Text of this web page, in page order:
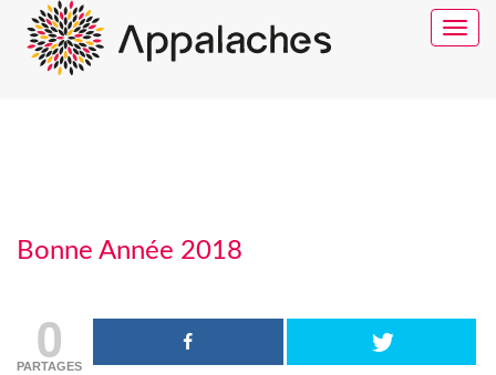
Toggle
Bonne Année 2018
0
PARTAGES